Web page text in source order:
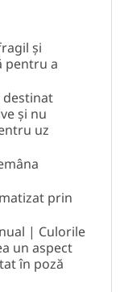
și
pentru a
destinat
și nu
uz
prin
| Culorile
un aspect
în poză